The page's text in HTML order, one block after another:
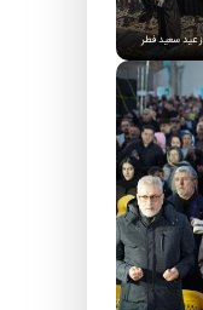
عید سعید فطر